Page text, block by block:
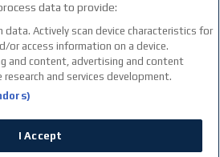
Copyright 2026
data to provide:
data. Actively scan device characteristics for
or access information on a device.
and content, advertising and content
research and services development.
I Accept